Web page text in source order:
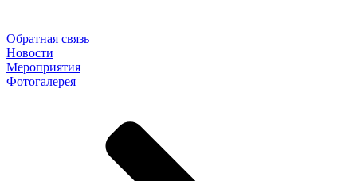
Обратная связь
Новости
Мероприятия
Фотогалерея